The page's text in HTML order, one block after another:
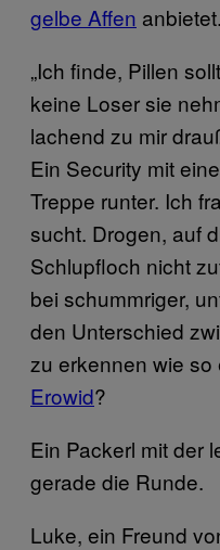
gelbe Affen anbietet.
„Ich finde, Pillen
keine Loser sie
lachend zu mir
Ein Security mit
Treppe runter. Ich
sucht. Drogen, auf
Schlupfloch nicht
bei schummriger,
den Unterschied
zu erkennen wie
Erowid?
Ein Packerl mit der
gerade die Runde.
Luke, ein Freund